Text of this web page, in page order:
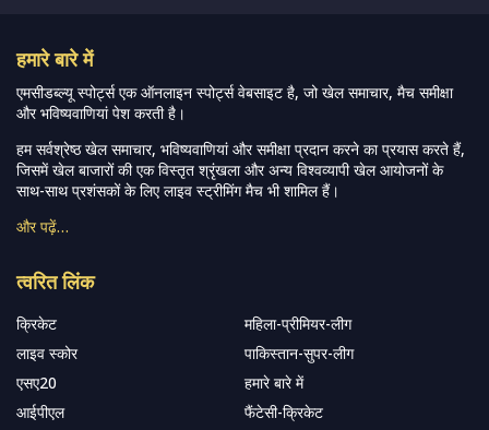
हमारे बारे में
एमसीडब्ल्यू स्पोर्ट्स एक ऑनलाइन स्पोर्ट्स वेबसाइट है, जो खेल समाचार, मैच समीक्षा
और भविष्यवाणियां पेश करती है।
हम सर्वश्रेष्ठ खेल समाचार, भविष्यवाणियां और समीक्षा प्रदान करने का प्रयास करते हैं,
जिसमें खेल बाजारों की एक विस्तृत श्रृंखला और अन्य विश्वव्यापी खेल आयोजनों के
साथ-साथ प्रशंसकों के लिए लाइव स्ट्रीमिंग मैच भी शामिल हैं।
और पढ़ें…
त्वरित लिंक
क्रिकेट
महिला-प्रीमियर-लीग
लाइव स्कोर
पाकिस्तान-सुपर-लीग
एसए20
हमारे बारे में
आईपीएल
फैंटेसी-क्रिकेट